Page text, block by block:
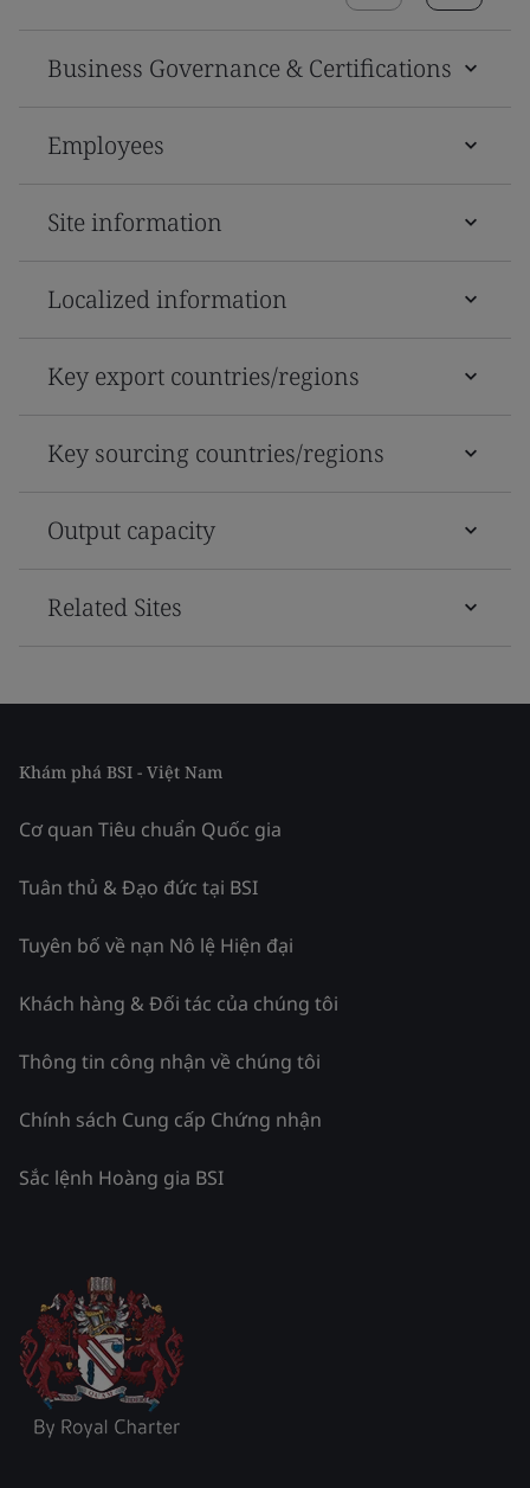
Business Governance & Certifications
Employees
Site information
Localized information
Key export countries/regions
Key sourcing countries/regions
Output capacity
Related Sites
Khám phá BSI - Việt Nam
Cơ quan Tiêu chuẩn Quốc gia
Tuân thủ & Đạo đức tại BSI
Tuyên bố về nạn Nô lệ Hiện đại
Khách hàng & Đối tác của chúng tôi
Thông tin công nhận về chúng tôi
Chính sách Cung cấp Chứng nhận
Sắc lệnh Hoàng gia BSI